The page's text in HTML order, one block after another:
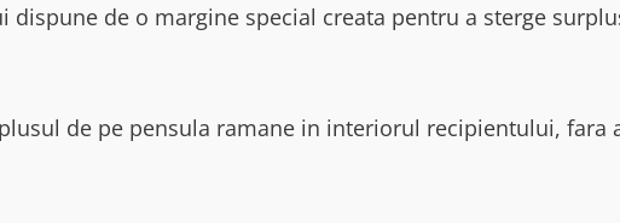
dispune de o margine special creata pentru a sterge
de pe pensula ramane in interiorul recipientului, fara